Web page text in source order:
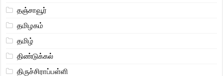
தஞ்சாவூர்
தமிழகம்
தமிழ்
திண்டுக்கல்
திருச்சிராப்பள்ளி